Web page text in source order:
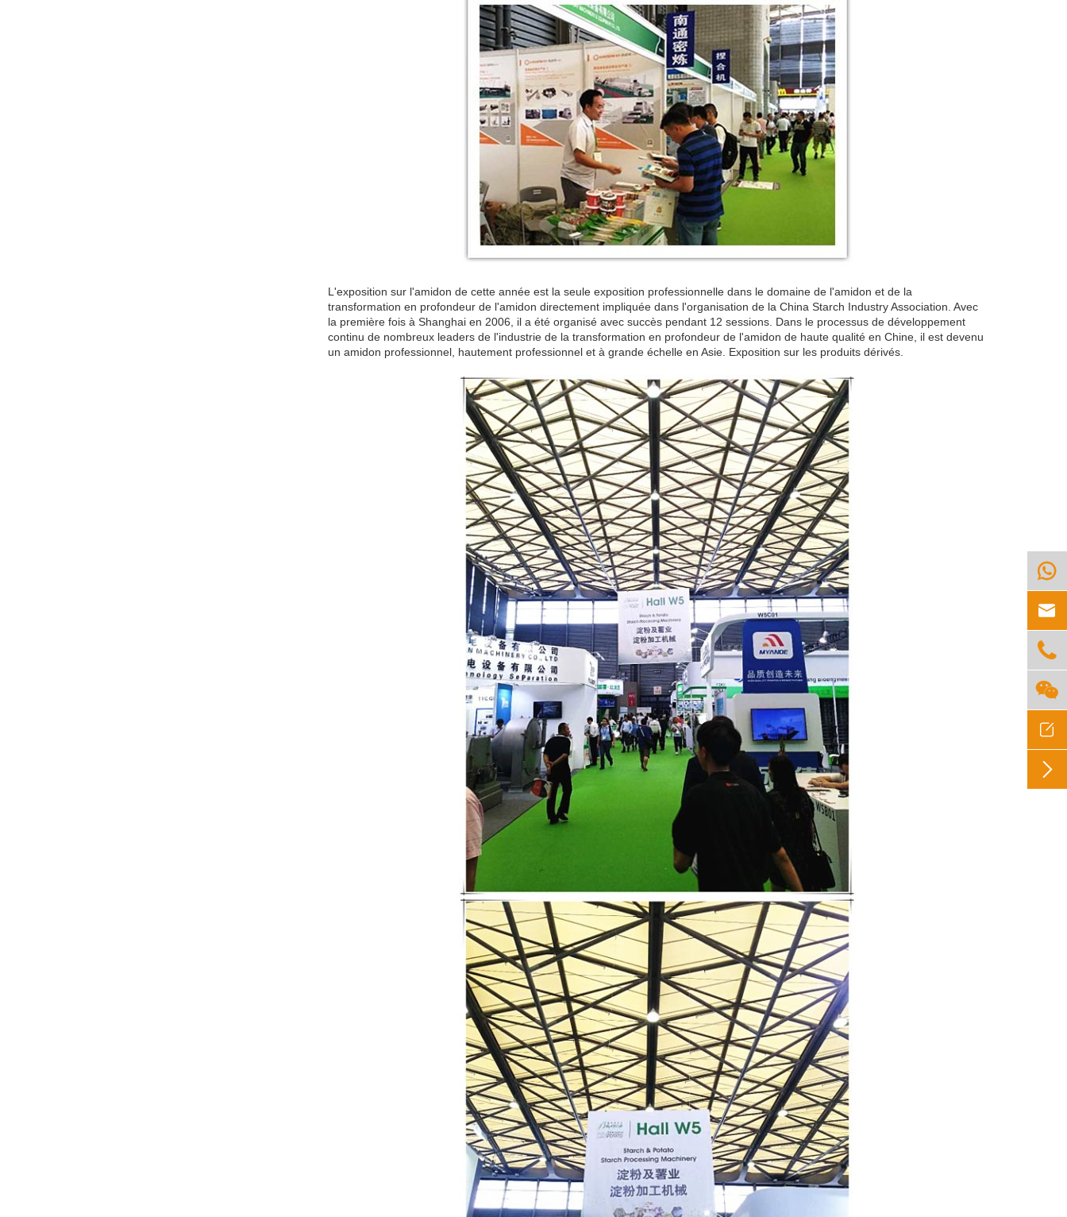
L'exposition sur l'amidon de cette année est la seule exposition professionnelle dans le domaine de l'amidon et de la
transformation en profondeur de l'amidon directement impliquée dans l'organisation de la China Starch Industry Association. Avec
la première fois à Shanghai en 2006, il a été organisé avec succès pendant 12 sessions. Dans le processus de développement
continu de nombreux leaders de l'industrie de la transformation en profondeur de l'amidon de haute qualité en Chine, il est devenu
un amidon professionnel, hautement professionnel et à grande échelle en Asie. Exposition sur les produits dérivés.





